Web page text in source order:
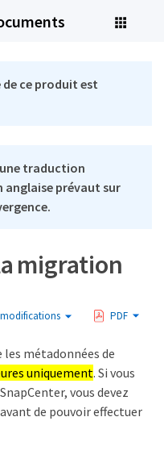
de ce produit est
traduction
prévaut sur
migration
modifications PDF
métadonnées de
uniquement. Si vous
vous devez
de pouvoir effectuer